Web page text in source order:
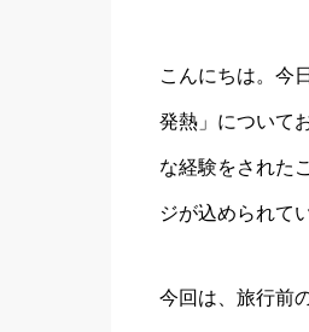
こんにちは。今
発熱」について
な経験をされた
ジが込められて
今回は、旅行前